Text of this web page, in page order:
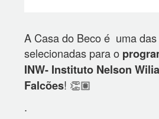
A Casa do Beco é uma
selecionadas para o
INW- Instituto Nelson
Falcões! 👏🏽
.